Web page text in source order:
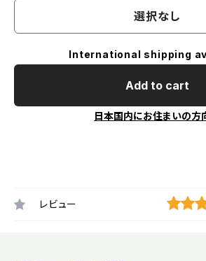
選択なし
International shipping
Add to cart
日本国内にお住まいの方
レビュー